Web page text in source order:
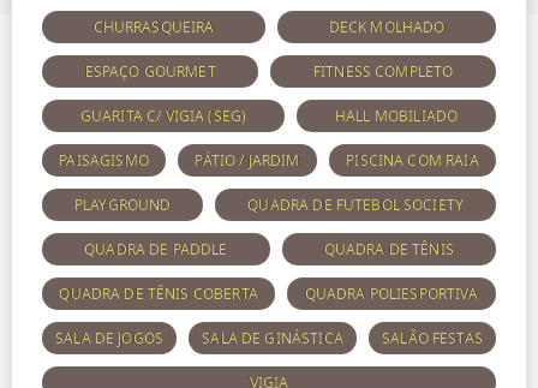
CHURRASQUEIRA DECK MOLHADO
ESPAÇO GOURMET FITNESS COMPLETO
GUARITA C/ VIGIA (SEG) HALL MOBILIADO
PAISAGISMO PÁTIO / JARDIM PISCINA COM RAIA
PLAYGROUND QUADRA DE FUTEBOL SOCIETY
QUADRA DE PADDLE QUADRA DE TÊNIS
QUADRA DE TÊNIS COBERTA QUADRA POLIESPORTIVA
SALA DE JOGOS SALA DE GINÁSTICA SALÃO FESTAS
VIGIA